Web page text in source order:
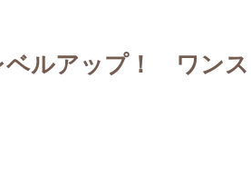
ルアップ！ ワンス